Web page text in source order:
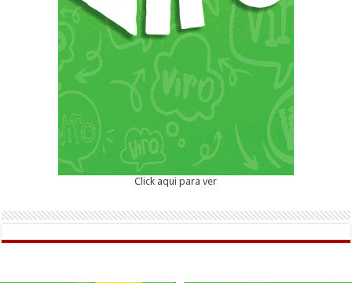
Click aqui para ver